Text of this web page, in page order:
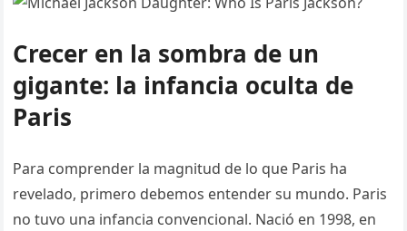
Crecer en la sombra de un
gigante: la infancia oculta de
Paris
Para comprender la magnitud de lo que Paris ha
revelado, primero debemos entender su mundo. Paris
no tuvo una infancia convencional. Nació en 1998, en